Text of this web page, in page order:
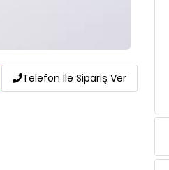
Telefon İle Sipariş Ver